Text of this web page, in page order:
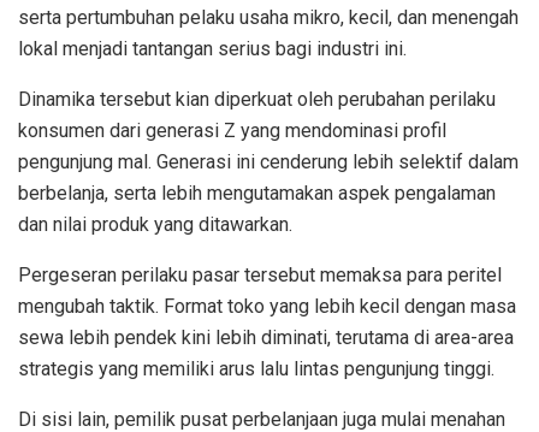
serta pertumbuhan pelaku usaha mikro, kecil, dan menengah
lokal menjadi tantangan serius bagi industri ini.
Dinamika tersebut kian diperkuat oleh perubahan perilaku
konsumen dari generasi Z yang mendominasi profil
pengunjung mal. Generasi ini cenderung lebih selektif dalam
berbelanja, serta lebih mengutamakan aspek pengalaman
dan nilai produk yang ditawarkan.
Pergeseran perilaku pasar tersebut memaksa para peritel
mengubah taktik. Format toko yang lebih kecil dengan masa
sewa lebih pendek kini lebih diminati, terutama di area-area
strategis yang memiliki arus lalu lintas pengunjung tinggi.
Di sisi lain, pemilik pusat perbelanjaan juga mulai menahan